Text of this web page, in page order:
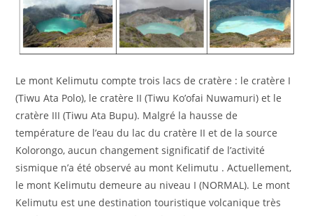
Le mont Kelimutu compte trois lacs de cratère : le cratère I
(Tiwu Ata Polo), le cratère II (Tiwu Ko’ofai Nuwamuri) et le
cratère III (Tiwu Ata Bupu). Malgré la hausse de
température de l’eau du lac du cratère II et de la source
Kolorongo, aucun changement significatif de l’activité
sismique n’a été observé au mont Kelimutu . Actuellement,
le mont Kelimutu demeure au niveau I (NORMAL). Le mont
Kelimutu est une destination touristique volcanique très